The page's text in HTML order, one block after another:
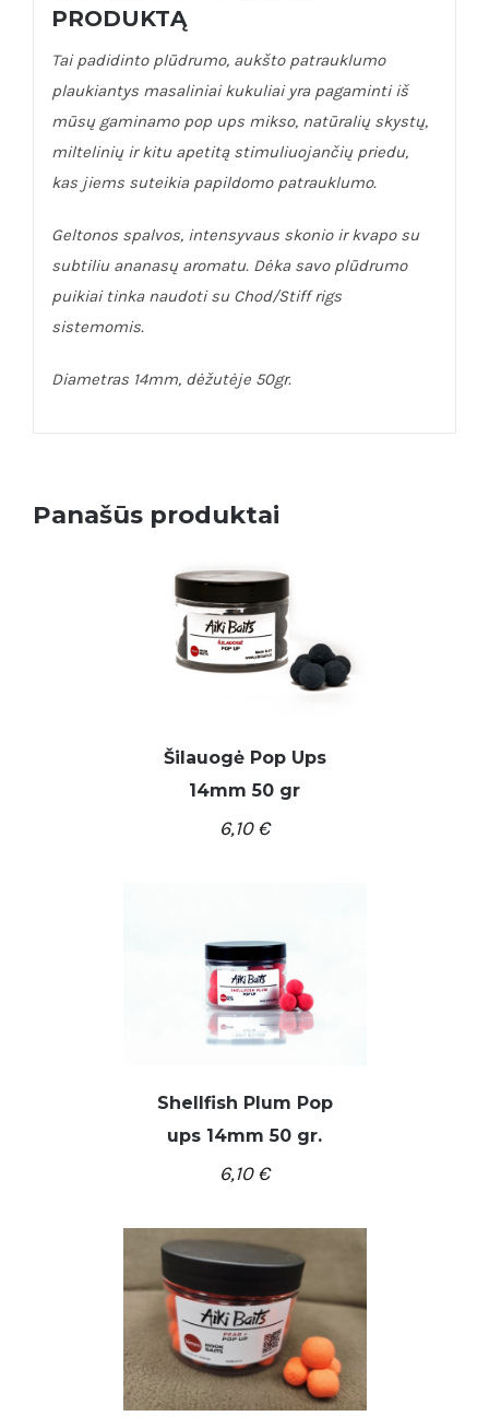
PRODUKTĄ
Tai padidinto plūdrumo, aukšto patrauklumo
plaukiantys masaliniai kukuliai yra pagaminti iš
mūsų gaminamo pop ups mikso, natūralių skystų,
miltelinių ir kitu apetitą stimuliuojančių priedu,
kas jiems suteikia papildomo patrauklumo.
Geltonos spalvos, intensyvaus skonio ir kvapo su
subtiliu ananasų aromatu. Dėka savo plūdrumo
puikiai tinka naudoti su Chod/Stiff rigs
sistemomis.
Diametras 14mm, dėžutėje 50gr.
Panašūs produktai
Šilauogė Pop Ups
14mm 50 gr
6,10€
Shellfish Plum Pop
ups 14mm 50 gr.
6,10€